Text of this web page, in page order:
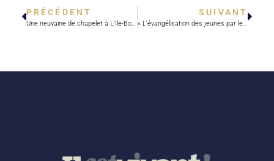
PRÉCÉDENT
Une neuvaine de chapelet à L’Ile-Bouchard et en famille pour les enfants de France
SUIVANT
« L’évangélisation des jeunes par les jeunes est cruciale »